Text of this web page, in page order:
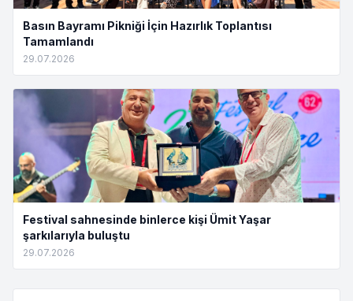
Basın Bayramı Pikniği İçin Hazırlık Toplantısı
Tamamlandı
29.07.2026
Festival sahnesinde binlerce kişi Ümit Yaşar
şarkılarıyla buluştu
29.07.2026